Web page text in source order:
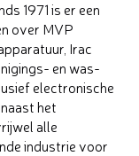
1971 is er een
over MVP
Irac
en was-
electronische
het
alle
industrie voor